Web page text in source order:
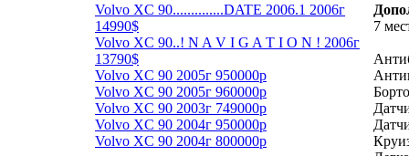
Volvo XC 90..............DATE 2006.1 2006г
14990$
Volvo XC 90..! N A V I G A T I O N ! 2006г
13790$
Volvo XC 90 2005г 950000р
Volvo XC 90 2005г 960000р
Volvo XC 90 2003г 749000р
Volvo XC 90 2004г 950000р
Volvo XC 90 2004г 800000р
7